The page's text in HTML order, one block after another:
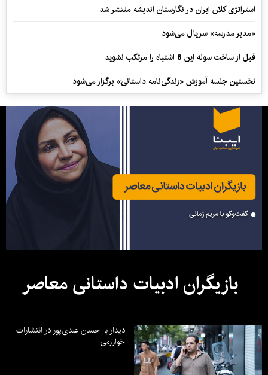
استراتژی کلان ایران در نگارستان اندیشه منتشر شد
«مدیر مدرسه» سریال می‌شود
قبل از ساخت سوله این 8 اشتباه را مرتکب نشوید
نخستین جلسه آموزش «زندگی‌نامه‌ داستانی» برگزار می‌شود
بازیگران ادبیات داستانی معاصر
دیدار با احسان عبدی‌پور در انتشارات
خوارزمی